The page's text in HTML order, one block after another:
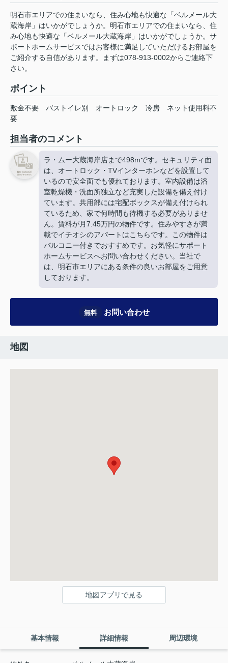
明石市エリアでの住まいなら、住み心地も快適な「ベルメール大
蔵海岸」はいかがでしょうか。明石市エリアでの住まいなら、住
み心地も快適な「ベルメール大蔵海岸」はいかがでしょうか。サ
ポートホームサービスではお客様に満足していただけるお部屋を
ご紹介する自信があります。まずは078-913-0002からご連絡下
さい。
ポイント
敷金不要 バストイレ別 オートロック 冷房
ネット使用料不
要
担当者のコメント
ラ・ムー大蔵海岸店まで498mです。セキュリティ面
は、オートロック・TVインターホンなどを設置して
いるので安全面でも優れております。室内設備は浴
室乾燥機・洗面所独立など充実した設備を備え付け
ています。共用部には宅配ボックスが備え付けられ
ているため、家で何時間も待機する必要がありませ
ん。賃料が月7.45万円の物件です。住みやすさが満
載でイチオシのアパートはこちらです。この物件は
バルコニー付きでおすすめです。お気軽にサポート
ホームサービスへお問い合わせください。当社で
は、明石市エリアにある条件の良いお部屋をご用意
しております。
無料 お問い合わせ
地図
地図アプリで見る
基本情報 詳細情報 周辺環境